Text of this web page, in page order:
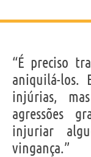
“É preciso
aniquilá-los.
injúrias,
agressões
injuriar
vingança.”